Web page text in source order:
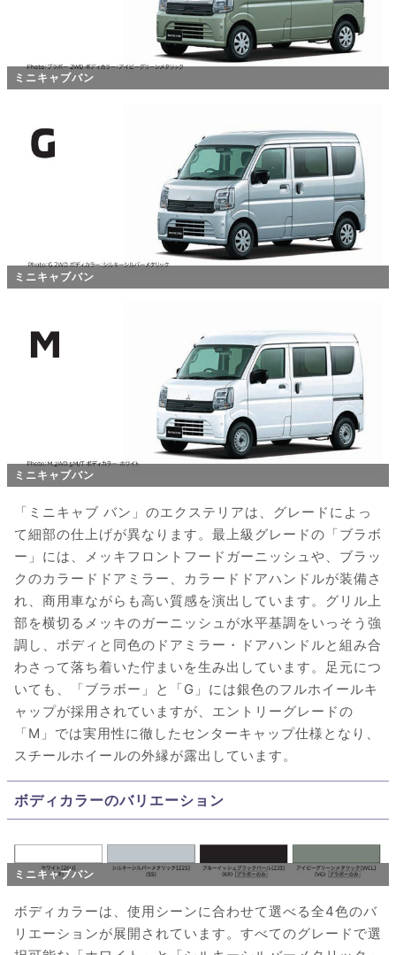
ミニキャブバン
ミニキャブバン
ミニキャブバン
「ミニキャブ バン」のエクステリアは、グレードによっ
て細部の仕上げが異なります。最上級グレードの「ブラボ
ー」には、メッキフロントフードガーニッシュや、ブラッ
クのカラードドアミラー、カラードドアハンドルが装備さ
れ、商用車ながらも高い質感を演出しています。グリル上
部を横切るメッキのガーニッシュが水平基調をいっそう強
調し、ボディと同色のドアミラー・ドアハンドルと組み合
わさって落ち着いた佇まいを生み出しています。足元につ
いても、「ブラボー」と「G」には銀色のフルホイールキ
ャップが採用されていますが、エントリーグレードの
「M」では実用性に徹したセンターキャップ仕様となり、
スチールホイールの外縁が露出しています。
ボディカラーのバリエーション
ミニキャブバン
ボディカラーは、使用シーンに合わせて選べる全4色のバ
リエーションが展開されています。すべてのグレードで選